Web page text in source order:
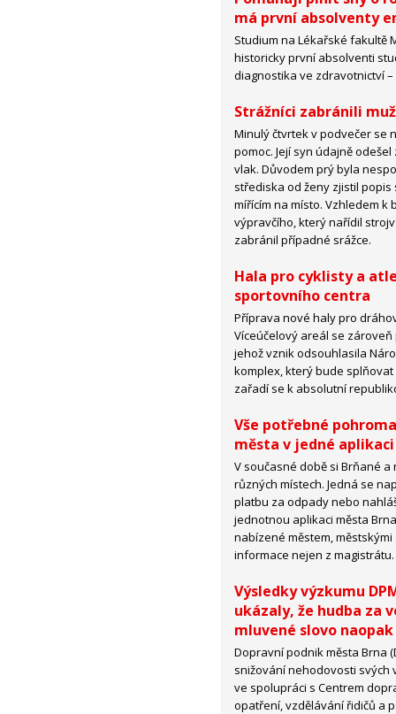
má první absolventy
Studium na Lékařské fakultě
historicky první absolventi
diagnostika ve zdravotnictví
Strážníci zabránili
Minulý čtvrtek v podvečer se
pomoc. Její syn údajně
vlak. Důvodem prý byla
střediska od ženy zjistil
mířícím na místo. Vzhledem
výpravčího, který nařídil
zabránil případné srážce.
Hala pro cyklisty a
sportovního centra
Příprava nové haly pro
Víceúčelový areál se
jehož vznik odsouhlasila
komplex, který bude
zařadí se k absolutní
Vše potřebné
města v jedné aplikaci
V současné době si Brňané
různých místech. Jedná se
platbu za odpady nebo
jednotnou aplikaci města
nabízené městem,
informace nejen z magistrátu.
Výsledky výzkumu
ukázaly, že hudba za
mluvené slovo naopak
Dopravní podnik města Brna
snižování nehodovosti svých
ve spolupráci s Centrem
opatření, vzdělávání řidičů a